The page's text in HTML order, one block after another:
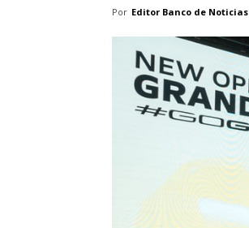
Por Editor Banco de Noticias